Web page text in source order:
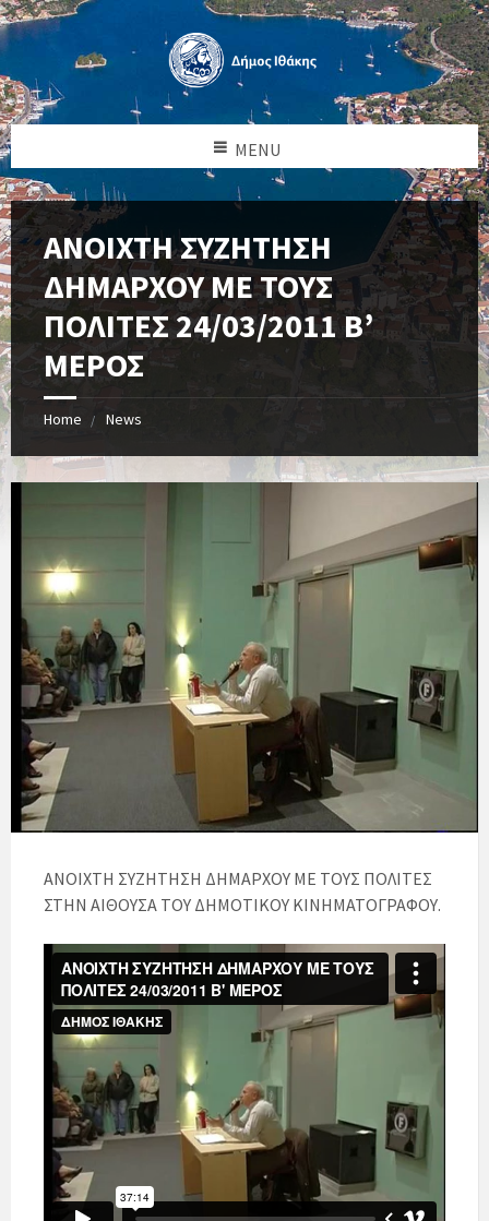
MENU
ΑΝΟΙΧΤΗ ΣΥΖΗΤΗΣΗ
ΔΗΜΑΡΧΟΥ ΜΕ ΤΟΥΣ
ΠΟΛΙΤΕΣ 24/03/2011 Β’
ΜΕΡΟΣ
Home News
ΑΝΟΙΧΤΗ ΣΥΖΗΤΗΣΗ ΔΗΜΑΡΧΟΥ ΜΕ ΤΟΥΣ ΠΟΛΙΤΕΣ
ΣΤΗΝ ΑΙΘΟΥΣΑ ΤΟΥ ΔΗΜΟΤΙΚΟΥ ΚΙΝΗΜΑΤΟΓΡΑΦΟΥ.